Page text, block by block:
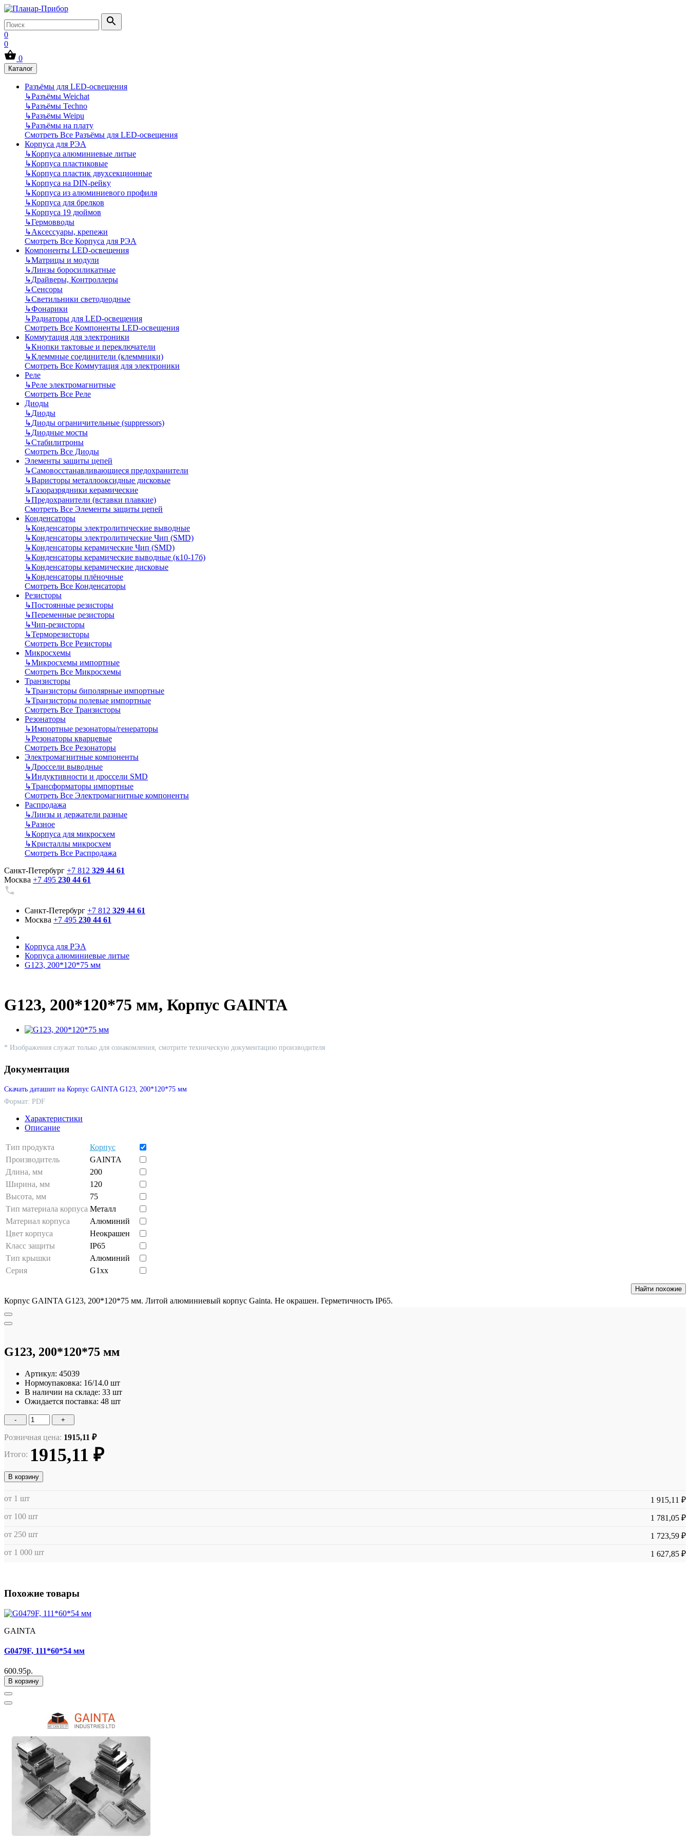
0
0
0
Каталог
Разъёмы для LED-освещения
↳Разъёмы Weichat
↳Разъёмы Techno
↳Разъёмы Weipu
↳Разъёмы на плату
Смотреть Все Разъёмы для LED-освещения
Корпуса для РЭА
↳Корпуса алюминиевые литые
↳Корпуса пластиковые
↳Корпуса пластик двухсекционные
↳Корпуса на DIN-рейку
↳Корпуса из алюминиевого профиля
↳Корпуса для брелков
↳Корпуса 19 дюймов
↳Гермовводы
↳Аксессуары, крепежи
Смотреть Все Корпуса для РЭА
Компоненты LED-освещения
↳Матрицы и модули
↳Линзы боросиликатные
↳Драйверы, Контроллеры
↳Сенсоры
↳Светильники светодиодные
↳Фонарики
↳Радиаторы для LED-освещения
Смотреть Все Компоненты LED-освещения
Коммутация для электроники
↳Кнопки тактовые и переключатели
↳Клеммные соединители (клеммники)
Смотреть Все Коммутация для электроники
Реле
↳Реле электромагнитные
Смотреть Все Реле
Диоды
↳Диоды
↳Диоды ограничительные (suppressors)
↳Диодные мосты
↳Стабилитроны
Смотреть Все Диоды
Элементы защиты цепей
↳Самовосстанавливающиеся предохранители
↳Варисторы металлооксидные дисковые
↳Газоразрядники керамические
↳Предохранители (вставки плавкие)
Смотреть Все Элементы защиты цепей
Конденсаторы
↳Конденсаторы электролитические выводные
↳Конденсаторы электролитические Чип (SMD)
↳Конденсаторы керамические Чип (SMD)
↳Конденсаторы керамические выводные (к10-17б)
↳Конденсаторы керамические дисковые
↳Конденсаторы плёночные
Смотреть Все Конденсаторы
Резисторы
↳Постоянные резисторы
↳Переменные резисторы
↳Чип-резисторы
↳Терморезисторы
Смотреть Все Резисторы
Микросхемы
↳Микросхемы импортные
Смотреть Все Микросхемы
Транзисторы
↳Транзисторы биполярные импортные
↳Транзисторы полевые импортные
Смотреть Все Транзисторы
Резонаторы
↳Импортные резонаторы/генераторы
↳Резонаторы кварцевые
Смотреть Все Резонаторы
Электромагнитные компоненты
↳Дроссели выводные
↳Индуктивности и дроссели SMD
↳Трансформаторы импортные
Смотреть Все Электромагнитные компоненты
Распродажа
↳Линзы и держатели разные
↳Разное
↳Корпуса для микросхем
↳Кристаллы микросхем
Смотреть Все Распродажа
Санкт-Петербург +7 812 329 44 61
Москва +7 495 230 44 61
Санкт-Петербург +7 812 329 44 61
Москва +7 495 230 44 61
Корпуса для РЭА
Корпуса алюминиевые литые
G123, 200*120*75 мм
G123, 200*120*75 мм, Корпус GAINTA
* Изображения служат только для ознакомления, смотрите техническую документацию производителя
Документация
Скачать даташит на Корпус GAINTA G123, 200*120*75 мм
Формат: PDF
Характеристики
Описание
Тип продукта
Корпус
Производитель
GAINTA
Длина, мм
200
Ширина, мм
120
Высота, мм
75
Тип материала корпуса Металл
Материал корпуса
Алюминий
Цвет корпуса
Неокрашен
Класс защиты
IP65
Тип крышки
Алюминий
Серия
G1xx
Найти похожие
Корпус GAINTA G123, 200*120*75 мм. Литой алюминиевый корпус Gainta. Не окрашен. Герметичность IP65.
G123, 200*120*75 мм
Артикул: 45039
Нормоупаковка: 16/14.0 шт
В наличии на складе: 33 шт
Ожидается поставка: 48 шт
- +
Розничная цена: 1915,11 ₽
Итого: 1915,11 ₽
В корзину
от 1 шт
1 915,11 ₽
от 100 шт
1 781,05 ₽
от 250 шт
1 723,59 ₽
от 1 000 шт
1 627,85 ₽
Похожие товары
GAINTA
G0479F, 111*60*54 мм
600.95р.
В корзину